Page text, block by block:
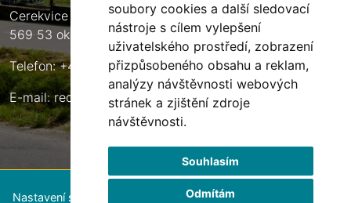
soubory cookies a další sledovací
nástroje s cílem vylepšení
uživatelského prostředí, zobrazení
přizpůsobeného obsahu a reklam,
analýzy návštěvnosti webových
stránek a zjištění zdroje
návštěvnosti.
Souhlasím
Odmítám
Cerekvice nad Loučnou 135
569 53 okres Svitavy
Telefon: +420 461 633 140
E-mail:reditel@zscerekvice.cz
Nastavení souborů cookie